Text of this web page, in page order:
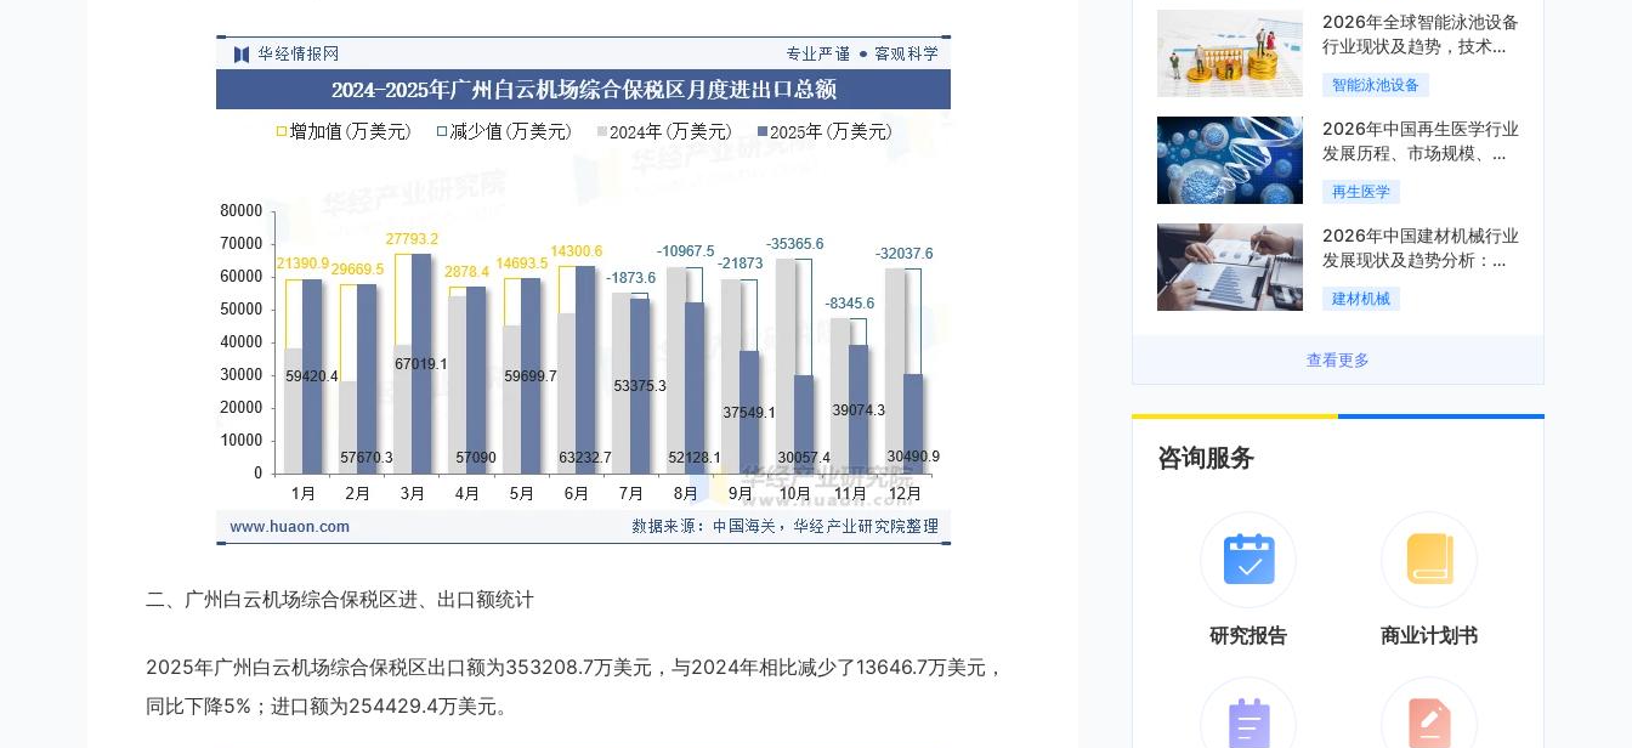
二、广州白云机场综合保税区进、出口额统计
2025年广州白云机场综合保税区出口额为353208.7万美元，与2024年相比减少了13646.7万美元，
同比下降5%；进口额为254429.4万美元。
2026年全球智能泳池设备
行业现状及趋势，技术端
朝着系统集成、绿色节能
方向迭代「图」
智能泳池设备
2026年中国再生医学行业
发展历程、市场规模、相
关政策、产业链、竞争格
局及发展潜力分析「图」
再生医学
2026年中国建材机械行业
发展现状及趋势分析：企
业加速向“装备+系统+服
务”综合服务商转型「图」
建材机械
查看更多
咨询服务
研究报告 商业计划书